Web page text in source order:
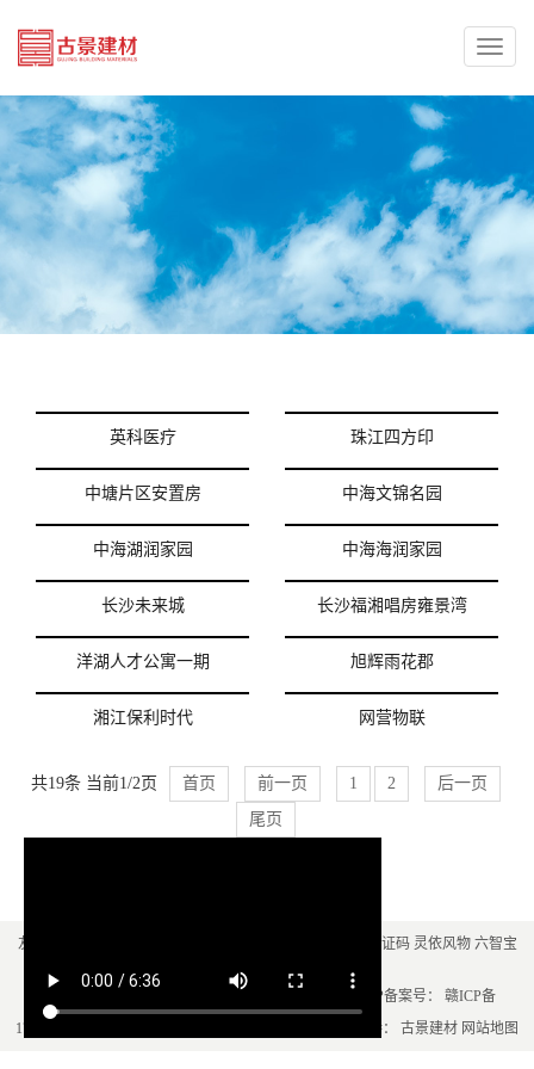
Toggle
英科医疗 珠江四方印
中塘片区安置房 中海文锦名园
中海湖润家园 中海海润家园
长沙未来城 长沙福湘唱房雍景湾
洋湖人才公寓一期 旭辉雨花郡
湘江保利时代 网营物联
共19条 当前1/2页 首页 前一页 1 2
后一页
尾页
友情链接： 短信验证码 灵依风物 六智宝
塑木地板厂家
自建房设计公司
Copyright © 2021-2025 古景建材 All Rights Reserved. ICP备案号： 赣ICP备
17012635号-1
技术支持： 古景建材 网站地图